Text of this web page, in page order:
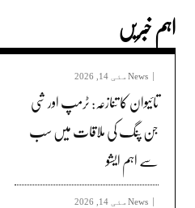
اہم خبریں
News مئی 14, 2026
تائیوان کا تنازعہ: ٹرمپ اور شی
جن پنگ کی ملاقات میں سب
سے اہم ایشو
News مئی 14, 2026